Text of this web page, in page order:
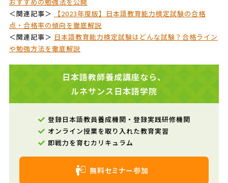
＜関連記事＞
【2023年度版】日本語教育能力検定試験の合格
点・合格率の傾向を徹底解説
＜関連記事＞ 日本語教育能力検定試験はどんな試験？合格ライン
や勉強方法を徹底解説
日本語教師養成講座なら、
ルネサンス日本語学院
登録日本語教員養成機関・登録実践研修機関
オンライン授業を取り入れた教育実習
即戦力を育むカリキュラム
無料セミナー参加